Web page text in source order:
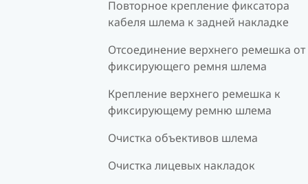
Повторное крепление фиксатора
кабеля шлема к задней накладке
Отсоединение верхнего ремешка от
фиксирующего ремня шлема
Крепление верхнего ремешка к
фиксирующему ремню шлема
Очистка объективов шлема
Очистка лицевых накладок